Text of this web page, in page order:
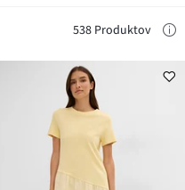
538 Produktov